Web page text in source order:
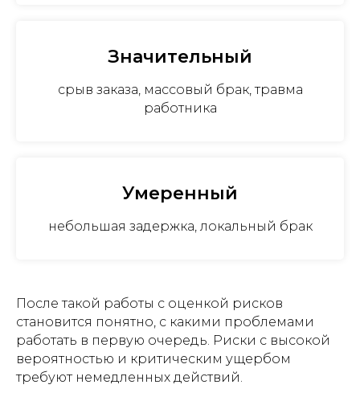
Значительный
срыв заказа, массовый брак, травма
работника
Умеренный
небольшая задержка, локальный брак
После такой работы с оценкой рисков
становится понятно, с какими проблемами
работать в первую очередь. Риски с высокой
вероятностью и критическим ущербом
требуют немедленных действий.